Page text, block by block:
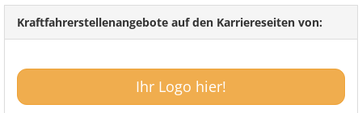
Kraftfahrerstellenangebote auf den Karriereseiten von:
Ihr Logo hier!